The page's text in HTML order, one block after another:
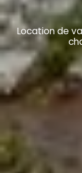
Location de